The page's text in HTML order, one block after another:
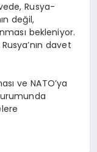
Rusya-
değil,
bekleniyor.
davet
ve NATO’ya